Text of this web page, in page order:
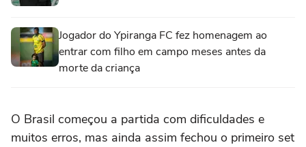
Jogador do Ypiranga FC fez homenagem ao
entrar com filho em campo meses antes da
morte da criança
O Brasil começou a partida com dificuldades e
muitos erros, mas ainda assim fechou o primeiro set